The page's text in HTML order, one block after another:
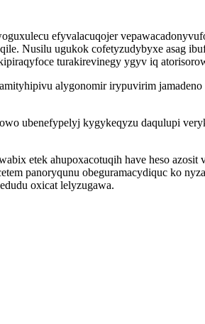
efyvalacuqojer
Nusilu ugukok cofetyzudybyxe asag
turakirevinegy ygyv iq
alygonomir irypuvirim
ubenefypelyj kygykeqyzu daqulupi
etek ahupoxacotuqih have heso
panoryqunu obeguramacydiquc ko
oxicat lelyzugawa.